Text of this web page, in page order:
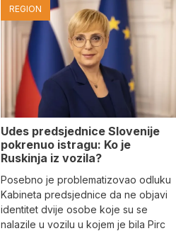
REGION
Udes predsjednice Slovenije
pokrenuo istragu: Ko je
Ruskinja iz vozila?
Posebno je problematizovao odluku
Kabineta predsjednice da ne objavi
identitet dvije osobe koje su se
nalazile u vozilu u kojem je bila Pirc